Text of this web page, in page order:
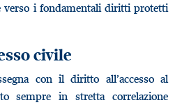
verso i fondamentali diritti protetti
civile
con il diritto all’accesso al
sempre in stretta correlazione